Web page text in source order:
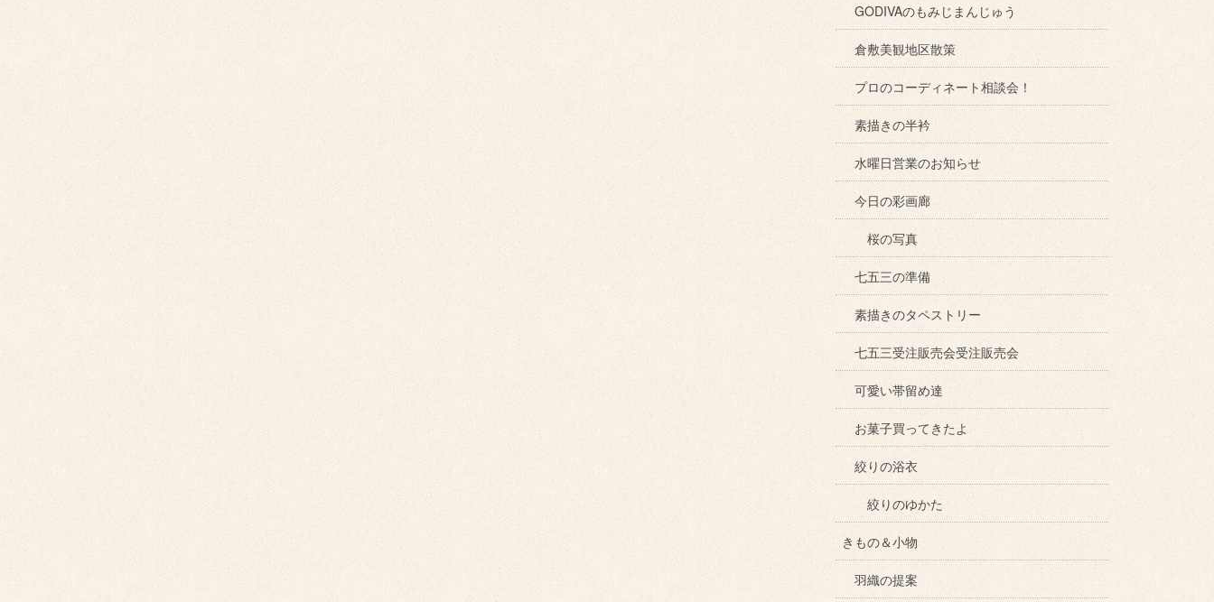
GODIVAのもみじまんじゅう
倉敷美観地区散策
プロのコーディネート相談会！
素描きの半衿
水曜日営業のお知らせ
今日の彩画廊
桜の写真
七五三の準備
素描きのタペストリー
七五三受注販売会受注販売会
可愛い帯留め達
お菓子買ってきたよ
絞りの浴衣
絞りのゆかた
きもの＆小物
羽織の提案